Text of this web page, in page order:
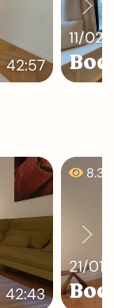
42:57
11/
42:43
21/
8.3k